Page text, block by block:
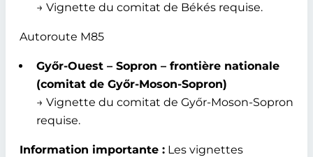
→ Vignette du comitat de Békés requise.
Autoroute M85
Győr-Ouest – Sopron – frontière nationale
(comitat de Győr-Moson-Sopron)
→ Vignette du comitat de Győr-Moson-Sopron
requise.
Information importante : Les vignettes